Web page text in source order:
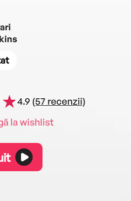
4.9 (57 recenzii)
la wishlist